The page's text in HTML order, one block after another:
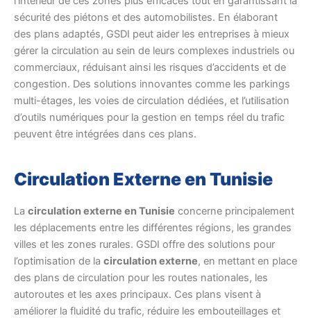
sécurité des piétons et des automobilistes. En élaborant
des plans adaptés, GSDI peut aider les entreprises à mieux
gérer la circulation au sein de leurs complexes industriels ou
commerciaux, réduisant ainsi les risques d’accidents et de
congestion. Des solutions innovantes comme les parkings
multi-étages, les voies de circulation dédiées, et l’utilisation
d’outils numériques pour la gestion en temps réel du trafic
peuvent être intégrées dans ces plans.
Circulation Externe en Tunisie
La circulation externe en Tunisie concerne principalement
les déplacements entre les différentes régions, les grandes
villes et les zones rurales. GSDI offre des solutions pour
l’optimisation de la circulation externe, en mettant en place
des plans de circulation pour les routes nationales, les
autoroutes et les axes principaux. Ces plans visent à
améliorer la fluidité du trafic, réduire les embouteillages et